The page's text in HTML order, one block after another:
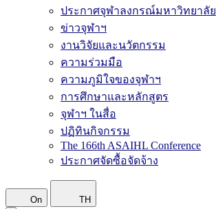
ประกาศจุฬาลงกรณ์มหาวิทยาลัย
ข่าวจุฬาฯ
งานวิจัยและนวัตกรรม
ความร่วมมือ
ความภูมิใจของจุฬาฯ
การศึกษาและหลักสูตร
จุฬาฯ ในสื่อ
ปฏิทินกิจกรรม
The 166th ASAIHL Conference
ประกาศจัดซื้อจัดจ้าง
On TH